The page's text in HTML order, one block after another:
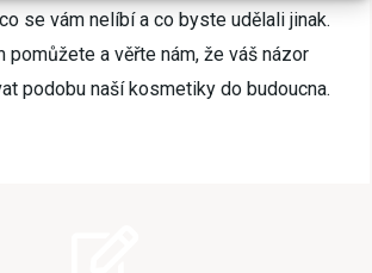
se vám nelíbí a co byste udělali jinak.
pomůžete a věřte nám, že váš názor
podobu naší kosmetiky do budoucna.